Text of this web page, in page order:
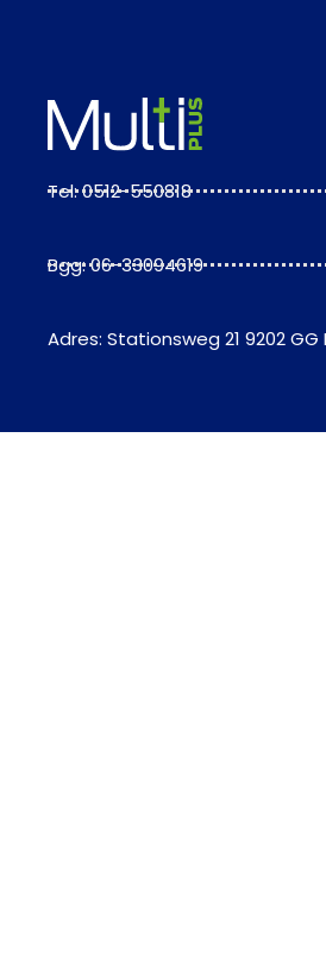
Tel: 0512-550818
Bgg: 06-33094619
Adres: Stationsweg 21 9202